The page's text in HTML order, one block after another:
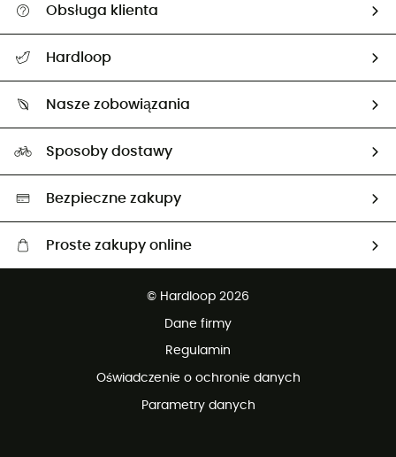
Obsługa klienta
Zwrot artykułów i zwrot środków
Hardloop
Ambasadorzy
Nasze zobowiązania
Wybrane produkty eko
Sposoby dostawy
Bezpieczne zakupy
Proste zakupy online
© Hardloop 2026
Dane firmy
Regulamin
Oświadczenie o ochronie danych
Parametry danych